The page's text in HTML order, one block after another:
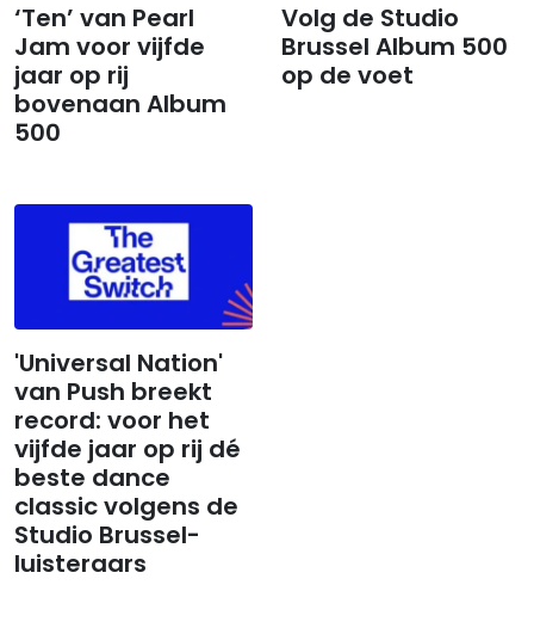
‘Ten’ van Pearl
Jam voor vijfde
jaar op rij
bovenaan Album
500
Volg de Studio
Brussel Album 500
op de voet
'Universal Nation'
van Push breekt
record: voor het
vijfde jaar op rij dé
beste dance
classic volgens de
Studio Brussel-
luisteraars